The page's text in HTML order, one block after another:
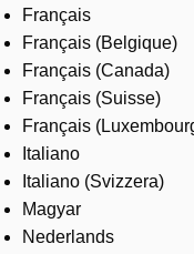
Français
Français (Belgique)
Français (Canada)
Français (Suisse)
Français
Italiano
Italiano (Svizzera)
Magyar
Nederlands